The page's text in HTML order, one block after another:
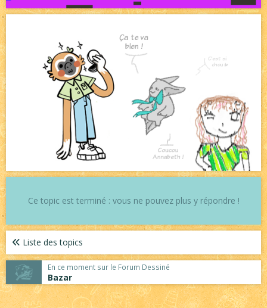
Ce topic est terminé : vous ne pouvez plus y répondre !
Liste des topics
En ce moment sur le Forum Dessiné
Bazar